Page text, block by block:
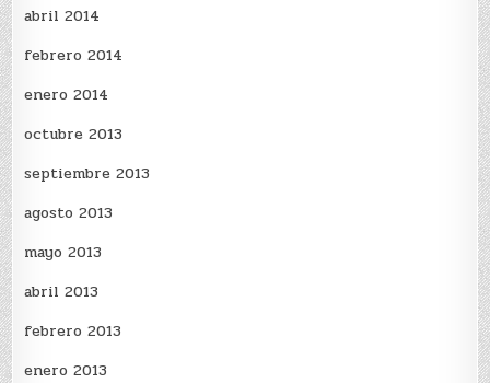
abril 2014
febrero 2014
enero 2014
octubre 2013
septiembre 2013
agosto 2013
mayo 2013
abril 2013
febrero 2013
enero 2013